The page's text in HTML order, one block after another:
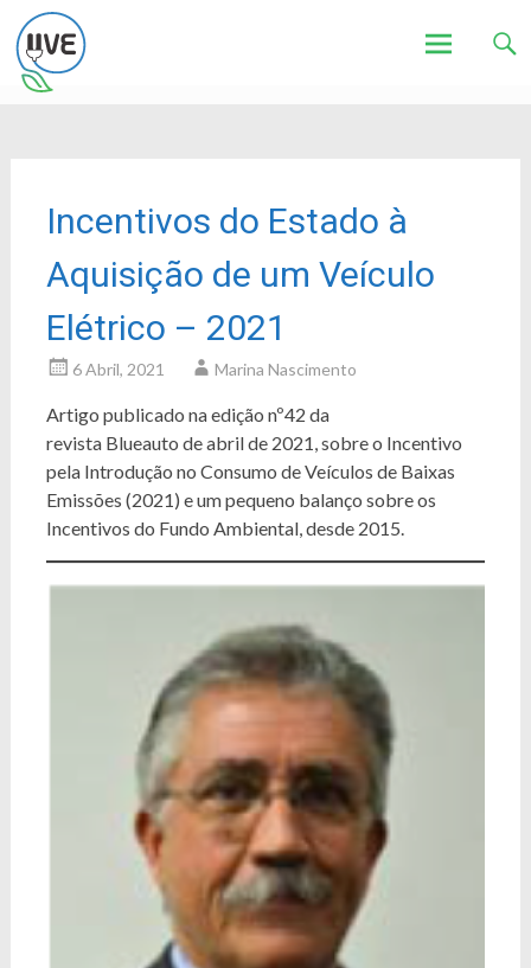
Incentivos do Estado à
Aquisição de um Veículo
Elétrico – 2021
6 Abril, 2021 Marina Nascimento
Artigo publicado na edição nº42 da
revista Blueauto de abril de 2021, sobre o Incentivo
pela Introdução no Consumo de Veículos de Baixas
Emissões (2021) e um pequeno balanço sobre os
Incentivos do Fundo Ambiental, desde 2015.